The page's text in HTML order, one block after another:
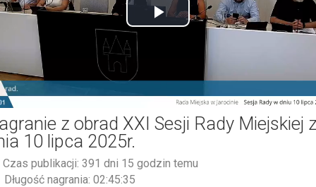
Play
Video
z obrad XXI Sesji Rady Miejskiej
10 lipca 2025r.
Czas publikacji: 391 dni 15 godzin temu
Długość nagrania: 02:45:35